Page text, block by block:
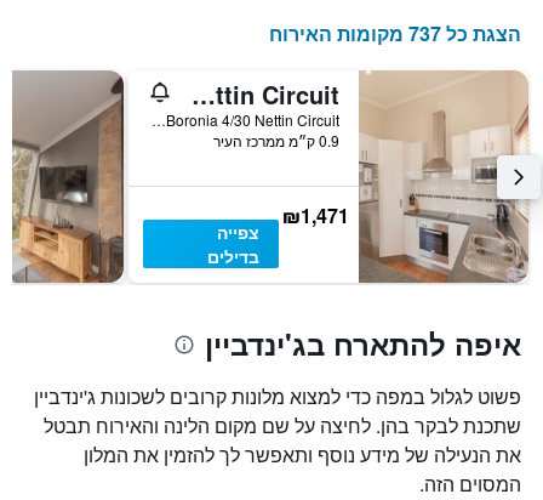
הצגת כל 737 מקומות האירוח
Boronia 4 30 Nettin Circuit
Boronia 4/30 Nettin Circuit, ג'ינדביין, NSW, אוסטרליה
0.9 ק״מ ממרכז העיר
₪1,471
צפייה
בדילים
איפה להתארח בג'ינדביין
פשוט לגלול במפה כדי למצוא מלונות קרובים לשכונות ג'ינדביין
שתכנת לבקר בהן. לחיצה על שם מקום הלינה והאירוח תבטל
את הנעילה של מידע נוסף ותאפשר לך להזמין את המלון
המסוים הזה.